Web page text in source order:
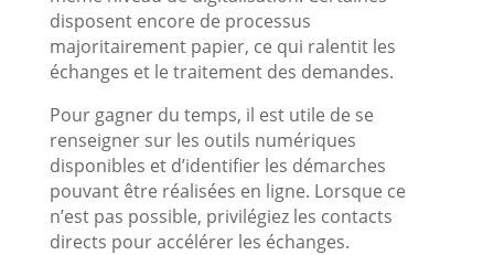
disposent encore de processus
majoritairement papier, ce qui ralentit les
échanges et le traitement des demandes.
Pour gagner du temps, il est utile de se
renseigner sur les outils numériques
disponibles et d’identifier les démarches
pouvant être réalisées en ligne. Lorsque ce
n’est pas possible, privilégiez les contacts
directs pour accélérer les échanges.